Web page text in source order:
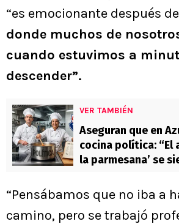
“es emocionante después
donde muchos de
cuando estuvimos a
descender”.
VER TAMBIÉN
Aseguran que en
cocina política: “El
la parmesana’ se
“Pensábamos que no iba a
camino, pero se trabajó